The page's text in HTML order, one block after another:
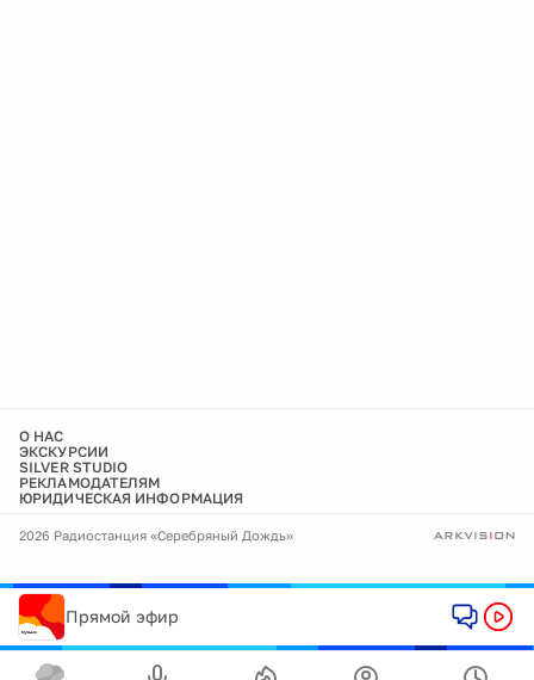
О НАС
ЭКСКУРСИИ
SILVER STUDIO
РЕКЛАМОДАТЕЛЯМ
ЮРИДИЧЕСКАЯ ИНФОРМАЦИЯ
2026 Радиостанция «Серебряный Дождь»
Прямой эфир